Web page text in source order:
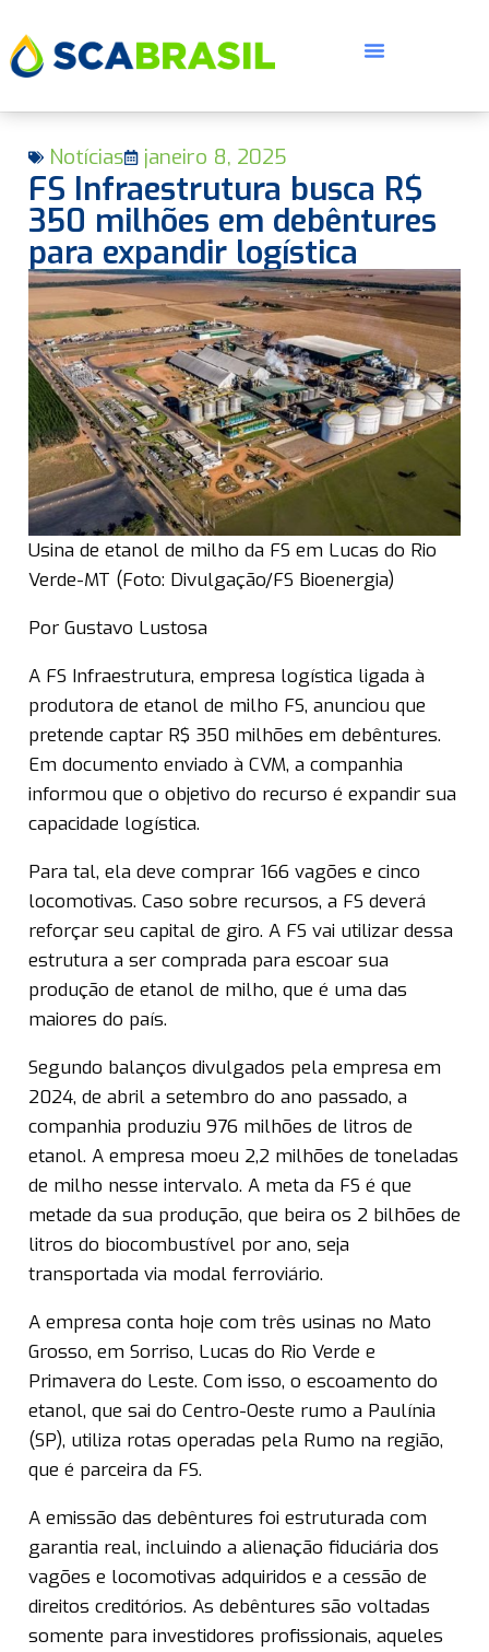
Notícias janeiro 8, 2025
FS Infraestrutura busca R$
350 milhões em debêntures
para expandir logística
Usina de etanol de milho da FS em Lucas do Rio
Verde-MT (Foto: Divulgação/FS Bioenergia)
Por Gustavo Lustosa
A FS Infraestrutura, empresa logística ligada à
produtora de etanol de milho FS, anunciou que
pretende captar R$ 350 milhões em debêntures.
Em documento enviado à CVM, a companhia
informou que o objetivo do recurso é expandir sua
capacidade logística.
Para tal, ela deve comprar 166 vagões e cinco
locomotivas. Caso sobre recursos, a FS deverá
reforçar seu capital de giro. A FS vai utilizar dessa
estrutura a ser comprada para escoar sua
produção de etanol de milho, que é uma das
maiores do país.
Segundo balanços divulgados pela empresa em
2024, de abril a setembro do ano passado, a
companhia produziu 976 milhões de litros de
etanol. A empresa moeu 2,2 milhões de toneladas
de milho nesse intervalo. A meta da FS é que
metade da sua produção, que beira os 2 bilhões de
litros do biocombustível por ano, seja
transportada via modal ferroviário.
A empresa conta hoje com três usinas no Mato
Grosso, em Sorriso, Lucas do Rio Verde e
Primavera do Leste. Com isso, o escoamento do
etanol, que sai do Centro-Oeste rumo a Paulínia
(SP), utiliza rotas operadas pela Rumo na região,
que é parceira da FS.
A emissão das debêntures foi estruturada com
garantia real, incluindo a alienação fiduciária dos
vagões e locomotivas adquiridos e a cessão de
direitos creditórios. As debêntures são voltadas
somente para investidores profissionais, aqueles